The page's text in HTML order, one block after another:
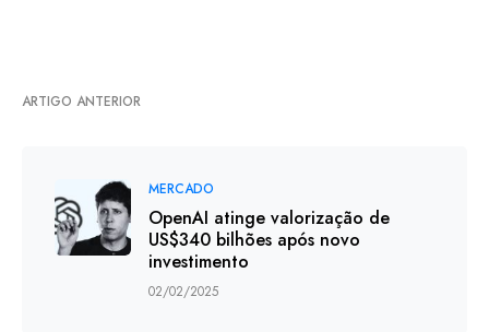
ARTIGO ANTERIOR
MERCADO
OpenAI atinge valorização de
US$340 bilhões após novo
investimento
02/02/2025